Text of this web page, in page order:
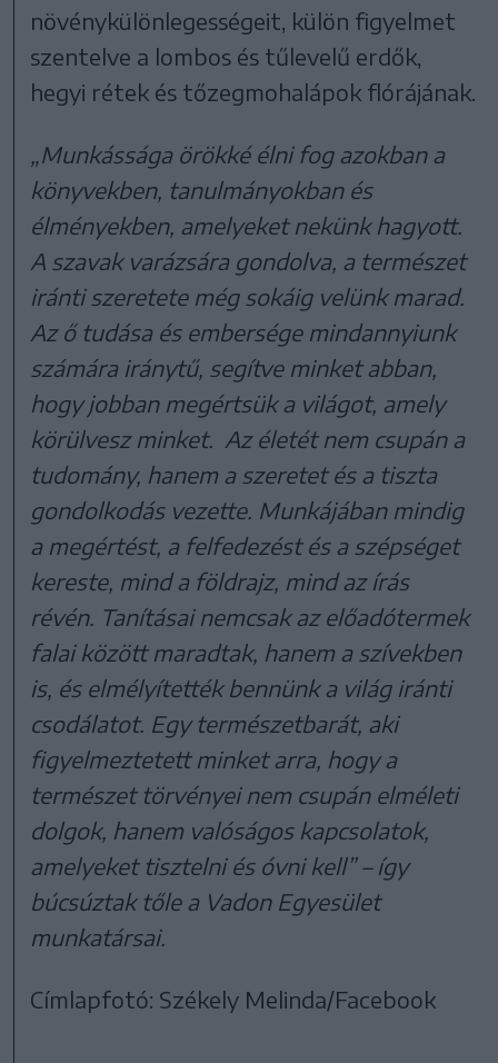
növénykülönlegességeit, külön figyelmet
szentelve a lombos és tűlevelű erdők,
hegyi rétek és tőzegmohalápok flórájának.
„Munkássága örökké élni fog azokban a
könyvekben, tanulmányokban és
élményekben, amelyeket nekünk hagyott.
A szavak varázsára gondolva, a természet
iránti szeretete még sokáig velünk marad.
Az ő tudása és embersége mindannyiunk
számára iránytű, segítve minket abban,
hogy jobban megértsük a világot, amely
körülvesz minket. Az életét nem csupán a
tudomány, hanem a szeretet és a tiszta
gondolkodás vezette. Munkájában mindig
a megértést, a felfedezést és a szépséget
kereste, mind a földrajz, mind az írás
révén. Tanításai nemcsak az előadótermek
falai között maradtak, hanem a szívekben
is, és elmélyítették bennünk a világ iránti
csodálatot. Egy természetbarát, aki
figyelmeztetett minket arra, hogy a
természet törvényei nem csupán elméleti
dolgok, hanem valóságos kapcsolatok,
amelyeket tisztelni és óvni kell” – így
búcsúztak tőle a Vadon Egyesület
munkatársai.
Címlapfotó: Székely Melinda/Facebook